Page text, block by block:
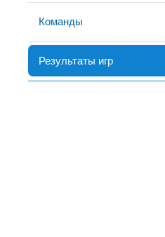
Команды
Результаты игр